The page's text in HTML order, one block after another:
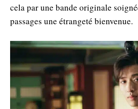
cela par une bande originale
passages une étrangeté bienvenue.